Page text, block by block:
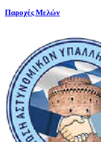
Παροχές Μελών